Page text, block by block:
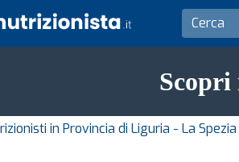
in Provincia di Liguria - La Spezia